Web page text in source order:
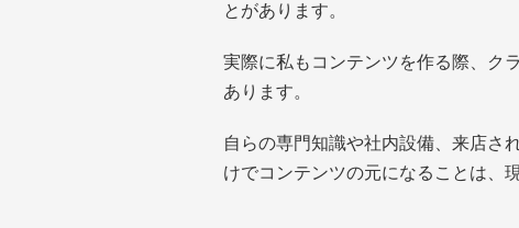
とがあります。
実際に私もコンテンツを作る際、ク
あります。
自らの専門知識や社内設備、来店さ
けでコンテンツの元になることは、